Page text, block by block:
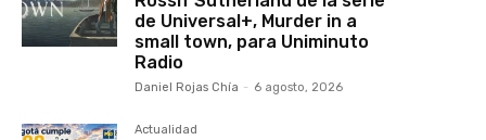
de Universal+, Murder in a
small town, para Uniminuto
Radio
Daniel Rojas Chía - 6 agosto, 2026
Actualidad